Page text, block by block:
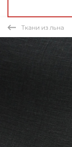
Ткани из льна